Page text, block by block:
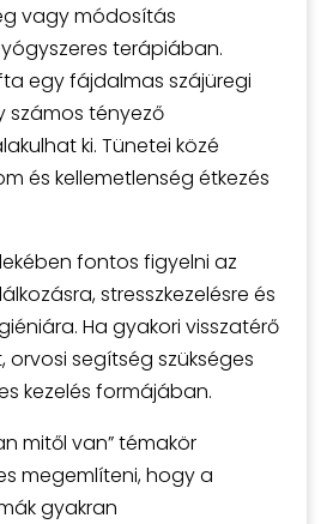
vagy módosítás
terápiában.
egy fájdalmas szájüregi
számos tényező
ki. Tünetei közé
és kellemetlenség étkezés
fontos figyelni az
stresszkezelésre és
Ha gyakori visszatérő
orvosi segítség szükséges
kezelés formájában.
mitől van” témakör
megemlíteni, hogy a
gyakran